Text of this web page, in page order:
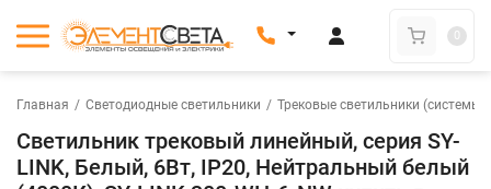
0
Главная / Светодиодные светильники / Трековые светильники (системы)
Светильник трековый линейный, серия SY-
LINK, Белый, 6Вт, IP20, Нейтральный белый